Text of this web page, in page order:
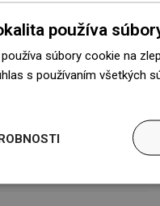
čakajú v
pripravený na
používa
súbory cookie na
s používaním všetkých